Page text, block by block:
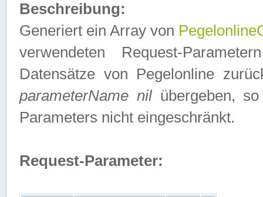
Beschreibung:
Generiert ein Array von
verwendeten Request-
Datensätze von Pegelonline
parameterName nilübergeben, so
Parameters nicht eingeschränkt.
Request-Parameter: